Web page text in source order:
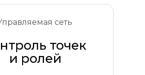
точек
и ролей
сеть